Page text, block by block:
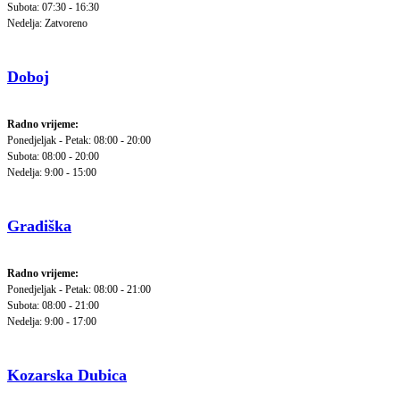
Subota: 07:30 - 16:30
Nedelja: Zatvoreno
Doboj
Radno vrijeme:
Ponedjeljak - Petak: 08:00 - 20:00
Subota: 08:00 - 20:00
Nedelja: 9:00 - 15:00
Gradiška
Radno vrijeme:
Ponedjeljak - Petak: 08:00 - 21:00
Subota: 08:00 - 21:00
Nedelja: 9:00 - 17:00
Kozarska Dubica